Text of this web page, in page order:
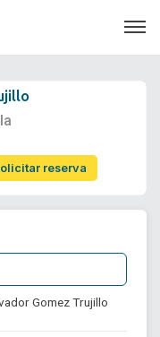
reserva
Gomez Trujillo